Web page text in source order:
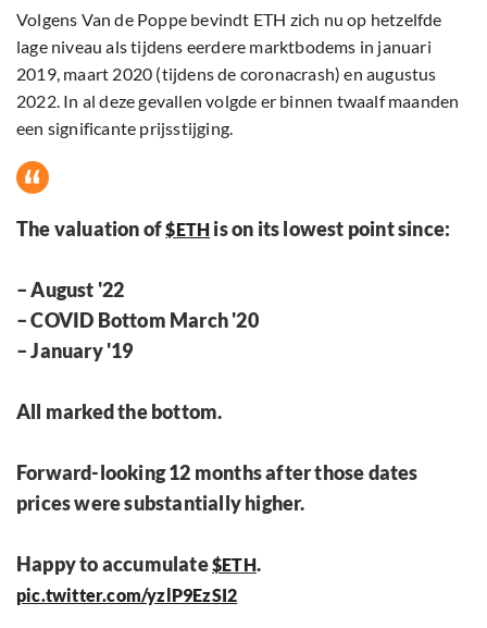
Volgens Van de Poppe bevindt ETH zich nu op hetzelfde
lage niveau als tijdens eerdere marktbodems in januari
2019, maart 2020 (tijdens de coronacrash) en augustus
2022. In al deze gevallen volgde er binnen twaalf maanden
een significante prijsstijging.
The valuation of$ETH is on its lowest point since:
– August '22
– COVID Bottom March '20
– January '19
All marked the bottom.
Forward-looking 12 months after those dates
prices were substantially higher.
Happy to accumulate$ETH.
pic.twitter.com/yzlP9EzSI2